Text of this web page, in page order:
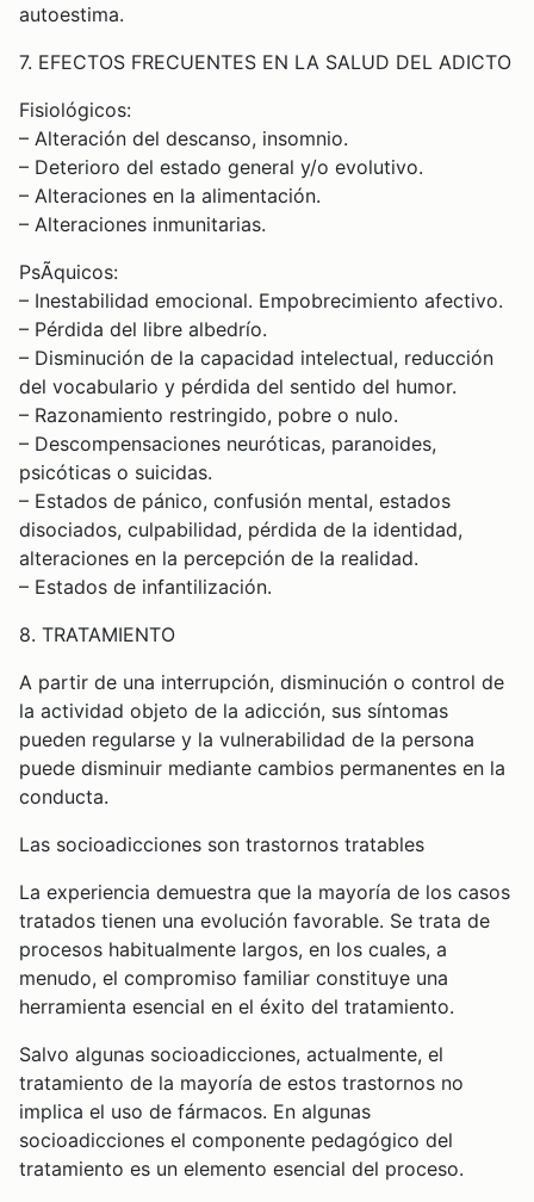
autoestima.
7. EFECTOS FRECUENTES EN LA SALUD DEL ADICTO
Fisiológicos:
– Alteración del descanso, insomnio.
– Deterioro del estado general y/o evolutivo.
– Alteraciones en la alimentación.
– Alteraciones inmunitarias.
PsÃ­quicos:
– Inestabilidad emocional. Empobrecimiento afectivo.
– Pérdida del libre albedrío.
– Disminución de la capacidad intelectual, reducción
del vocabulario y pérdida del sentido del humor.
– Razonamiento restringido, pobre o nulo.
– Descompensaciones neuróticas, paranoides,
psicóticas o suicidas.
– Estados de pánico, confusión mental, estados
disociados, culpabilidad, pérdida de la identidad,
alteraciones en la percepción de la realidad.
– Estados de infantilización.
8. TRATAMIENTO
A partir de una interrupción, disminución o control de
la actividad objeto de la adicción, sus síntomas
pueden regularse y la vulnerabilidad de la persona
puede disminuir mediante cambios permanentes en la
conducta.
Las socioadicciones son trastornos tratables
La experiencia demuestra que la mayoría de los casos
tratados tienen una evolución favorable. Se trata de
procesos habitualmente largos, en los cuales, a
menudo, el compromiso familiar constituye una
herramienta esencial en el éxito del tratamiento.
Salvo algunas socioadicciones, actualmente, el
tratamiento de la mayoría de estos trastornos no
implica el uso de fármacos. En algunas
socioadicciones el componente pedagógico del
tratamiento es un elemento esencial del proceso.